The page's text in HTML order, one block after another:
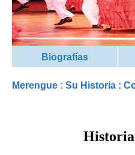
Biografías
Merengue : Su Historia :